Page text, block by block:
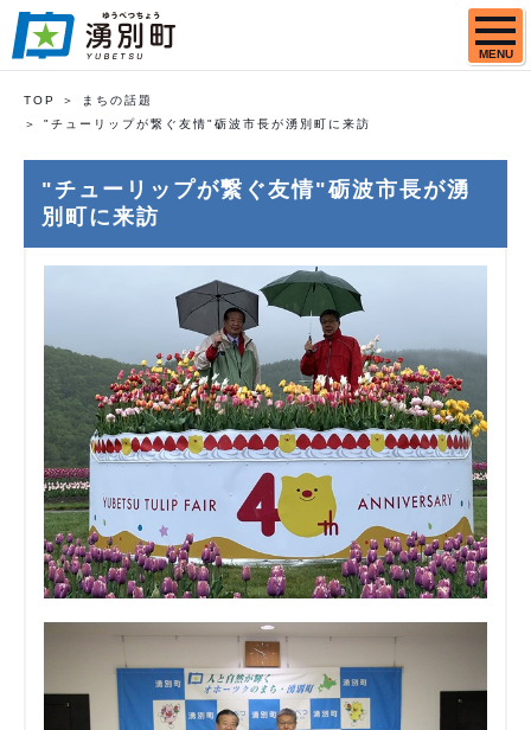
MENU
TOP
まちの話題
"チューリップが繋ぐ友情"砺波市長が湧別町に来訪
"チューリップが繋ぐ友情"砺波市長が湧
別町に来訪